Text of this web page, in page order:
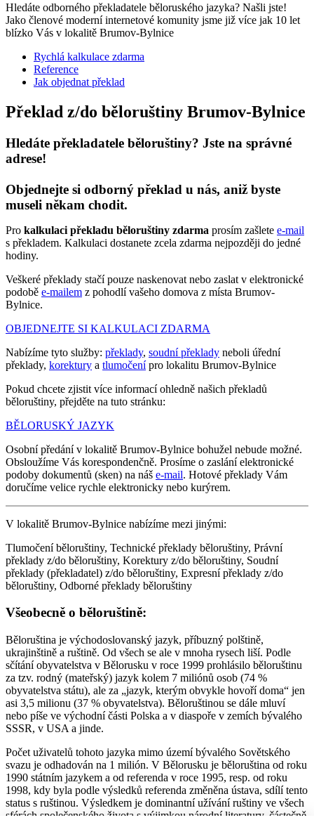
Hledáte odborného překladatele běloruského jazyka? Našli jste!
Jako členové moderní internetové komunity jsme již více jak 10 let
blízko Vás v lokalitě Brumov-Bylnice
Rychlá kalkulace zdarma
Reference
Jak objednat překlad
Překlad z/do běloruštiny Brumov-Bylnice
Hledáte překladatele běloruštiny? Jste na správné
adrese!
Objednejte si odborný překlad u nás, aniž byste
museli někam chodit.
Pro kalkulaci překladu běloruštiny zdarma prosím zašlete e-mail
s překladem. Kalkulaci dostanete zcela zdarma nejpozději do jedné
hodiny.
Veškeré překlady stačí pouze naskenovat nebo zaslat v elektronické
podobě e-mailem z pohodlí vašeho domova z místa Brumov-
Bylnice.
OBJEDNEJTE SI KALKULACI ZDARMA
Nabízíme tyto služby: překlady, soudní překlady neboli úřední
překlady, korektury a tlumočenípro lokalitu Brumov-Bylnice
Pokud chcete zjistit více informací ohledně našich překladů
běloruštiny, přejděte na tuto stránku:
BĚLORUSKÝ JAZYK
Osobní předání v lokalitě Brumov-Bylnice bohužel nebude možné.
Obsloužíme Vás korespondenčně. Prosíme o zaslání elektronické
podoby dokumentů (sken) na náš e-mail. Hotové překlady Vám
doručíme velice rychle elektronicky nebo kurýrem.
V lokalitě Brumov-Bylnice nabízíme mezi jinými:
Tlumočení běloruštiny, Technické překlady běloruštiny, Právní
překlady z/do běloruštiny, Korektury z/do běloruštiny, Soudní
překlady (překladatel) z/do běloruštiny, Expresní překlady z/do
běloruštiny, Odborné překlady běloruštiny
Všeobecně o běloruštině:
Běloruština je východoslovanský jazyk, příbuzný polštině,
ukrajinštině a ruštině. Od všech se ale v mnoha rysech liší. Podle
sčítání obyvatelstva v Bělorusku v roce 1999 prohlásilo běloruštinu
za tzv. rodný (mateřský) jazyk kolem 7 miliónů osob (74 %
obyvatelstva státu), ale za „jazyk, kterým obvykle hovoří doma“ jen
asi 3,5 milionu (37 % obyvatelstva). Běloruštinou se dále mluví
nebo píše ve východní části Polska a v diaspoře v zemích bývalého
SSSR, v USA a jinde.
Počet uživatelů tohoto jazyka mimo území bývalého Sovětského
svazu je odhadován na 1 milión. V Bělorusku je běloruština od roku
1990 státním jazykem a od referenda v roce 1995, resp. od roku
1998, kdy byla podle výsledků referenda změněna ústava, sdílí tento
status s ruštinou. Výsledkem je dominantní užívání ruštiny ve všech
sférách společenského života s výjimkou národní literatury, částečně